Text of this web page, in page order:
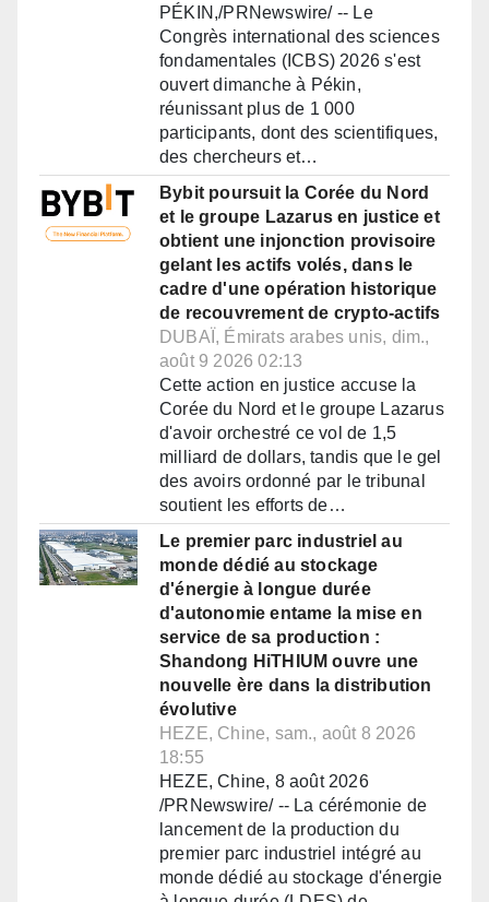
PÉKIN,/PRNewswire/ -- Le
Congrès international des sciences
fondamentales (ICBS) 2026 s'est
ouvert dimanche à Pékin,
réunissant plus de 1 000
participants, dont des scientifiques,
des chercheurs et…
Bybit poursuit la Corée du Nord
et le groupe Lazarus en justice et
obtient une injonction provisoire
gelant les actifs volés, dans le
cadre d'une opération historique
de recouvrement de crypto-actifs
DUBAÏ, Émirats arabes unis, dim.,
août 9 2026 02:13
Cette action en justice accuse la
Corée du Nord et le groupe Lazarus
d'avoir orchestré ce vol de 1,5
milliard de dollars, tandis que le gel
des avoirs ordonné par le tribunal
soutient les efforts de…
Le premier parc industriel au
monde dédié au stockage
d'énergie à longue durée
d'autonomie entame la mise en
service de sa production :
Shandong HiTHIUM ouvre une
nouvelle ère dans la distribution
évolutive
HEZE, Chine, sam., août 8 2026
18:55
HEZE, Chine, 8 août 2026
/PRNewswire/ -- La cérémonie de
lancement de la production du
premier parc industriel intégré au
monde dédié au stockage d'énergie